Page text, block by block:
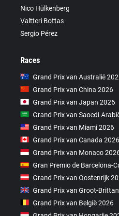
Nico Hülkenberg
Valtteri Bottas
Sergio Pérez
Races
Grand Prix van Australië
Grand Prix van China 2026
Grand Prix van Japan 2026
Grand Prix van Saoedi-
Grand Prix van Miami 2026
Grand Prix van Canada 2026
Grand Prix van Monaco
Gran Premio de Barcelona-
Grand Prix van Oostenrijk
Grand Prix van Groot-
Grand Prix van België 2026